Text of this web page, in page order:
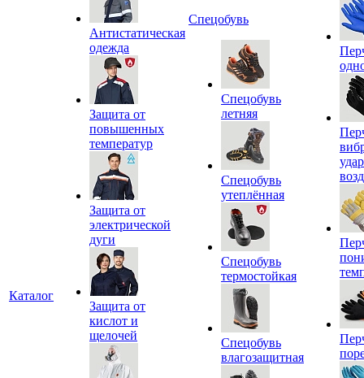
Каталог
Антистатическая
одежда
Защита от
повышенных
температур
Защита от
электрической
дуги
Защита от
кислот и
щелочей
Спецобувь
Спецобувь
летняя
Спецобувь
утеплённая
Спецобувь
термостойкая
Спецобувь
влагозащитная